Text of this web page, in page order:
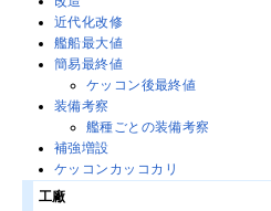
近代化改修
艦船最大値
簡易最終値
ケッコン後最終値
装備考察
艦種ごとの装備考察
補強増設
ケッコンカッコカリ
工廠